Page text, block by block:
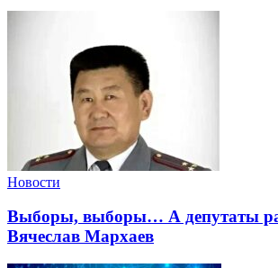
Новости
Выборы, выборы… А депутаты
Вячеслав Мархаев